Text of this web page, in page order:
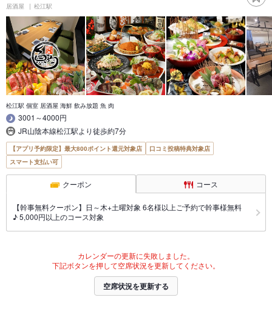
居酒屋 松江駅
松江駅 個室 居酒屋 海鮮 飲み放題 魚 肉
3001～4000円
JR山陰本線松江駅より徒歩約7分
【アプリ予約限定】最大800ポイント還元対象店
口コミ投稿特典対象店
スマート支払い可
クーポン コース
【幹事無料クーポン】日～木+土曜対象 6名様以上ご予約で幹事様無料
♪ 5,000円以上のコース対象
カレンダーの更新に失敗しました。
下記ボタンを押して空席状況を更新してください。
空席状況を更新する